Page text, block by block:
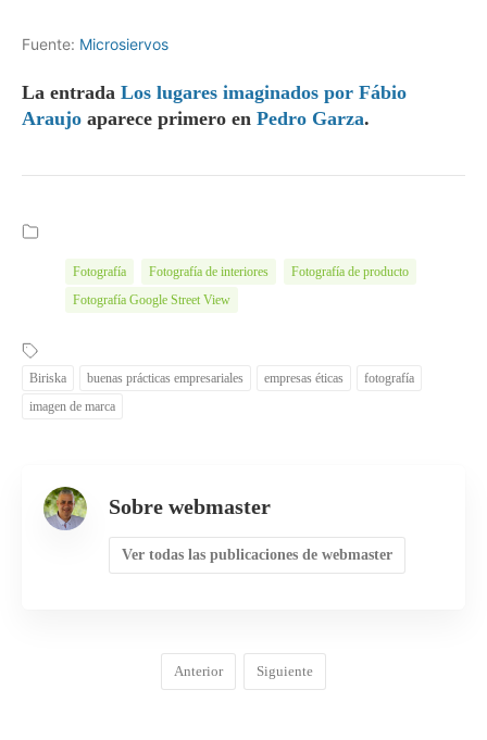
Fuente: Microsiervos
La entrada Los lugares imaginados por Fábio
Araujo aparece primero en Pedro Garza.
Fotografía Fotografía de interiores
Fotografía de producto
Fotografía Google Street View
Biriska buenas prácticas empresariales empresas éticas
fotografía
imagen de marca
Sobre webmaster
Ver todas las publicaciones de webmaster
Anterior Siguiente